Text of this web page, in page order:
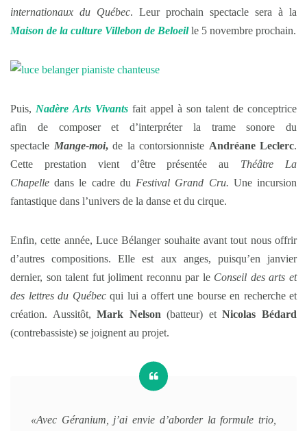
internationaux du Québec. Leur prochain spectacle sera à la
Maison de la culture Villebon de Beloeille 5 novembre prochain.
Puis, Nadère Arts Vivants fait appel à son talent de conceptrice
afin de composer et d’interpréter la trame sonore du
spectacle Mange-moi, de la contorsionniste Andréane Leclerc.
Cette prestation vient d’être présentée au Théâtre La
Chapelle dans le cadre du Festival Grand Cru. Une incursion
fantastique dans l’univers de la danse et du cirque.
Enfin, cette année, Luce Bélanger souhaite avant tout nous offrir
d’autres compositions. Elle est aux anges, puisqu’en janvier
dernier, son talent fut joliment reconnu par le Conseil des arts et
des lettres du Québecqui lui a offert une bourse en recherche et
création. Aussitôt,Mark Nelson (batteur) etNicolas Bédard
(contrebassiste) se joignent au projet.
«Avec Géranium, j’ai envie d’aborder la formule trio,